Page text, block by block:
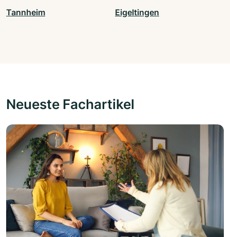
Tannheim Eigeltingen
Neueste Fachartikel